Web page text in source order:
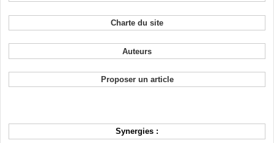
Charte du site
Auteurs
Proposer un article
Synergies :